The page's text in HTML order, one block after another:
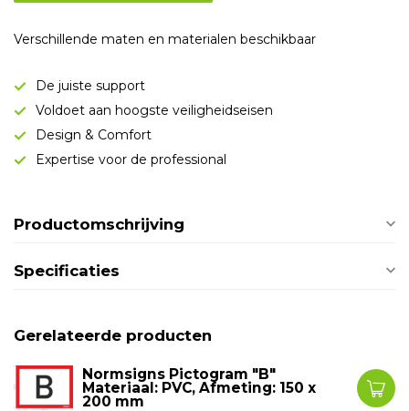
Verschillende maten en materialen beschikbaar
De juiste support
Voldoet aan hoogste veiligheidseisen
Design & Comfort
Expertise voor de professional
Productomschrijving
Specificaties
Gerelateerde producten
Normsigns Pictogram "B"
Materiaal: PVC, Afmeting: 150 x
200 mm